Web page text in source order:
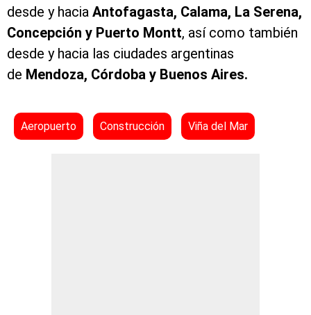
desde y hacia Antofagasta, Calama, La Serena,
Concepción y Puerto Montt, así como también
desde y hacia las ciudades argentinas
de Mendoza, Córdoba y Buenos Aires.
Aeropuerto Construcción Viña del Mar